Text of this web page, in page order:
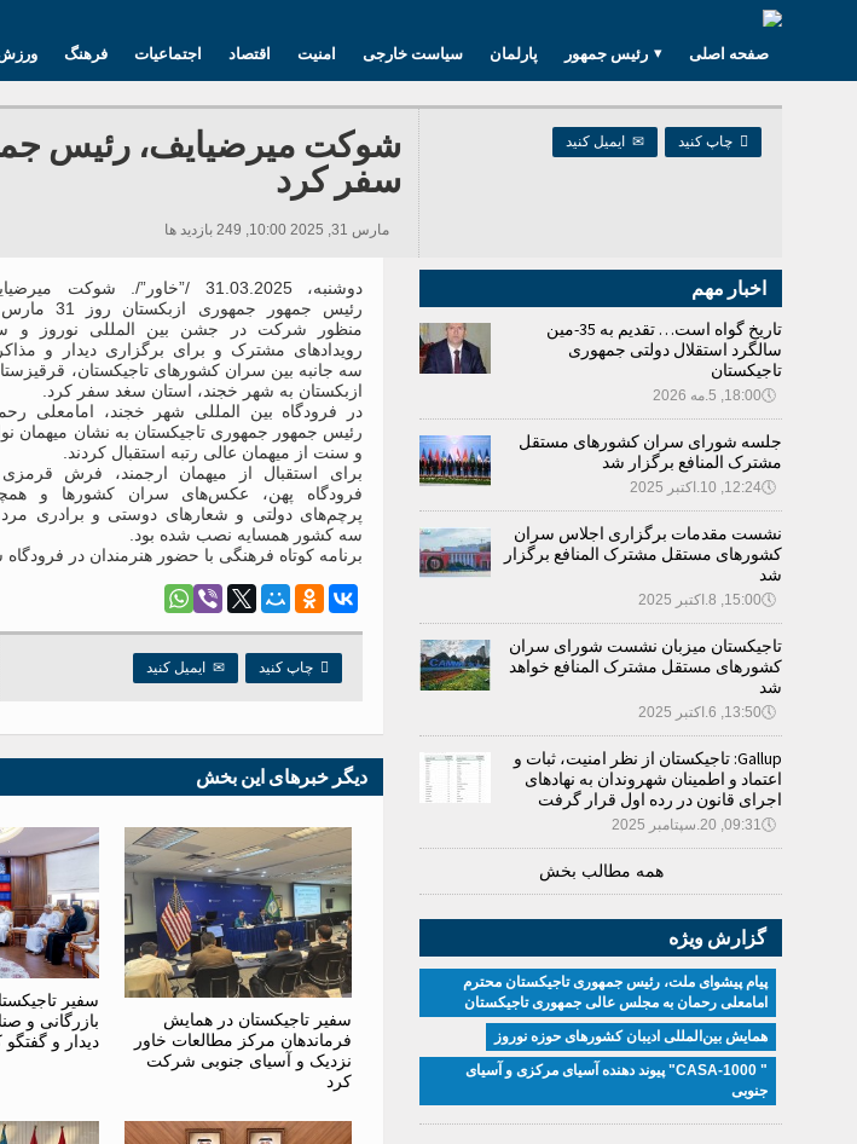
فرهنگ اجتماعیات اقتصاد امنیت سیاست خارجی پارلمان رئیس جمهور صفحه اصلی
 چاپ کنید ✉ ایمیل کنید شوکت میرضیایف، رئیس
سفر کرد
مارس 31, 2025 10:00, 249 بازدید ها
دوشنبه، 31.03.2025 /”خاور”/. شوکت
رئیس جمهور جمهوری
منظور شرکت در جشن بین المللی نوروز و
رویدادهای مشترک و برای برگزاری دیدار و
سه جانبه بین سران کشورهای تاجیکستان،
ازبکستان به شهر خجند، استان سغد سفر کرد.
در فرودگاه بین المللی شهر خجند، امامعلی
رئیس جمهور جمهوری تاجیکستان به نشان میهمان
و سنت از میهمان عالی رتبه استقبال کردند.
برای استقبال از میهمان ارجمند، فرش قرمزی
فرودگاه پهن، عکس‌های سران کشورها و
پرچم‌های دولتی و شعارهای دوستی و برادری
سه کشور همسایه نصب شده بود.
برنامه کوتاه فرهنگی با حضور هنرمندان در
 چاپ کنید ✉ ایمیل کنید
دیگر خبرهای این بخش
سفیر تاجیکستان در همایش
فرماندهان مرکز مطالعات خاور
نزدیک و آسیای جنوبی شرکت
کرد
سفیر
بازرگانی و
دیدار و گفتگو
اخبار مهم
تاریخ گواه است… تقدیم به 35-مین
سالگرد استقلال دولتی جمهوری
تاجیکستان
🕔18:00, 5.مه 2026
جلسه شورای سران کشورهای مستقل
مشترک المنافع برگزار شد
🕔12:24, 10.اکتبر 2025
نشست مقدمات برگزاری اجلاس سران
کشورهای مستقل مشترک المنافع برگزار
شد
🕔15:00, 8.اکتبر 2025
تاجیکستان میزبان نشست شورای سران
کشورهای مستقل مشترک المنافع خواهد
شد
🕔13:50, 6.اکتبر 2025
Gallup: تاجیکستان از نظر امنیت، ثبات و
اعتماد و اطمینان شهروندان به نهادهای
اجرای قانون در رده اول قرار گرفت
🕔09:31, 20.سپتامبر 2025
همه مطالب بخش
گزارش ویژه
پیام پیشوای ملت، رئیس جمهوری تاجیکستان محترم
امامعلی رحمان به مجلس عالی جمهوری تاجیکستان
همایش بین‌المللی ادیبان کشور‌های حوزه نوروز
" CASA-1000" پیوند دهنده آسیای مرکزی و آسیای
جنوبی